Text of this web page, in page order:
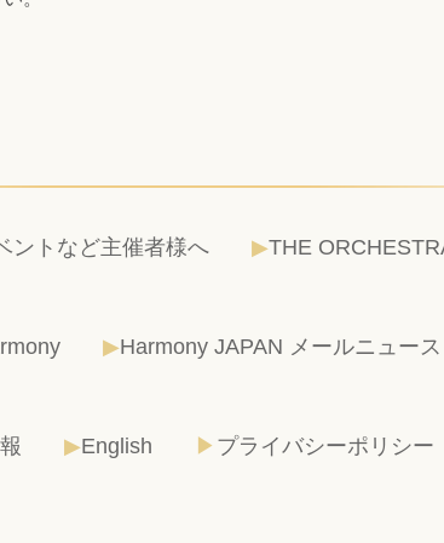
ントなど主催者様へ THE
Harmony JAPAN メールニュース
English プライバシーポリシー